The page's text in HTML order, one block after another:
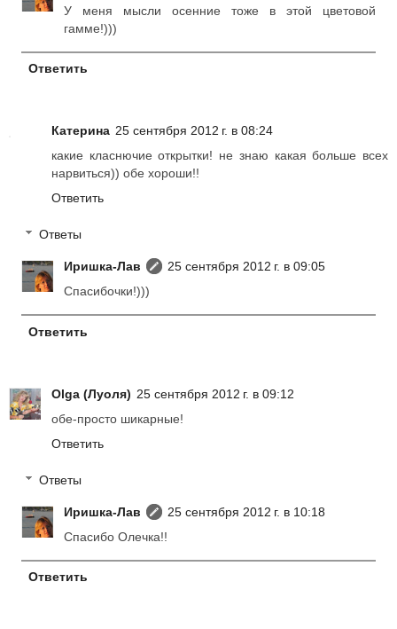
У меня мысли осенние тоже в этой цветовой
гамме!)))
Ответить
Катерина 25 сентября 2012 г. в 08:24
какие класнючие открытки! не знаю какая больше всех
нарвиться)) обе хороши!!
Ответить
Ответы
Иришка-Лав
25 сентября 2012 г. в 09:05
Спасибочки!)))
Ответить
Olga (Луоля) 25 сентября 2012 г. в 09:12
обе-просто шикарные!
Ответить
Ответы
Иришка-Лав
25 сентября 2012 г. в 10:18
Спасибо Олечка!!
Ответить